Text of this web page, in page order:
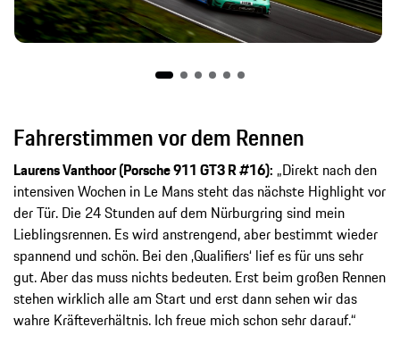
Fahrerstimmen vor dem Rennen
Laurens Vanthoor (Porsche 911 GT3 R #16): „Direkt nach den
intensiven Wochen in Le Mans steht das nächste Highlight vor
der Tür. Die 24 Stunden auf dem Nürburgring sind mein
Lieblingsrennen. Es wird anstrengend, aber bestimmt wieder
spannend und schön. Bei den ‚Qualifiers‘ lief es für uns sehr
gut. Aber das muss nichts bedeuten. Erst beim großen Rennen
stehen wirklich alle am Start und erst dann sehen wir das
wahre Kräfteverhältnis. Ich freue mich schon sehr darauf.“